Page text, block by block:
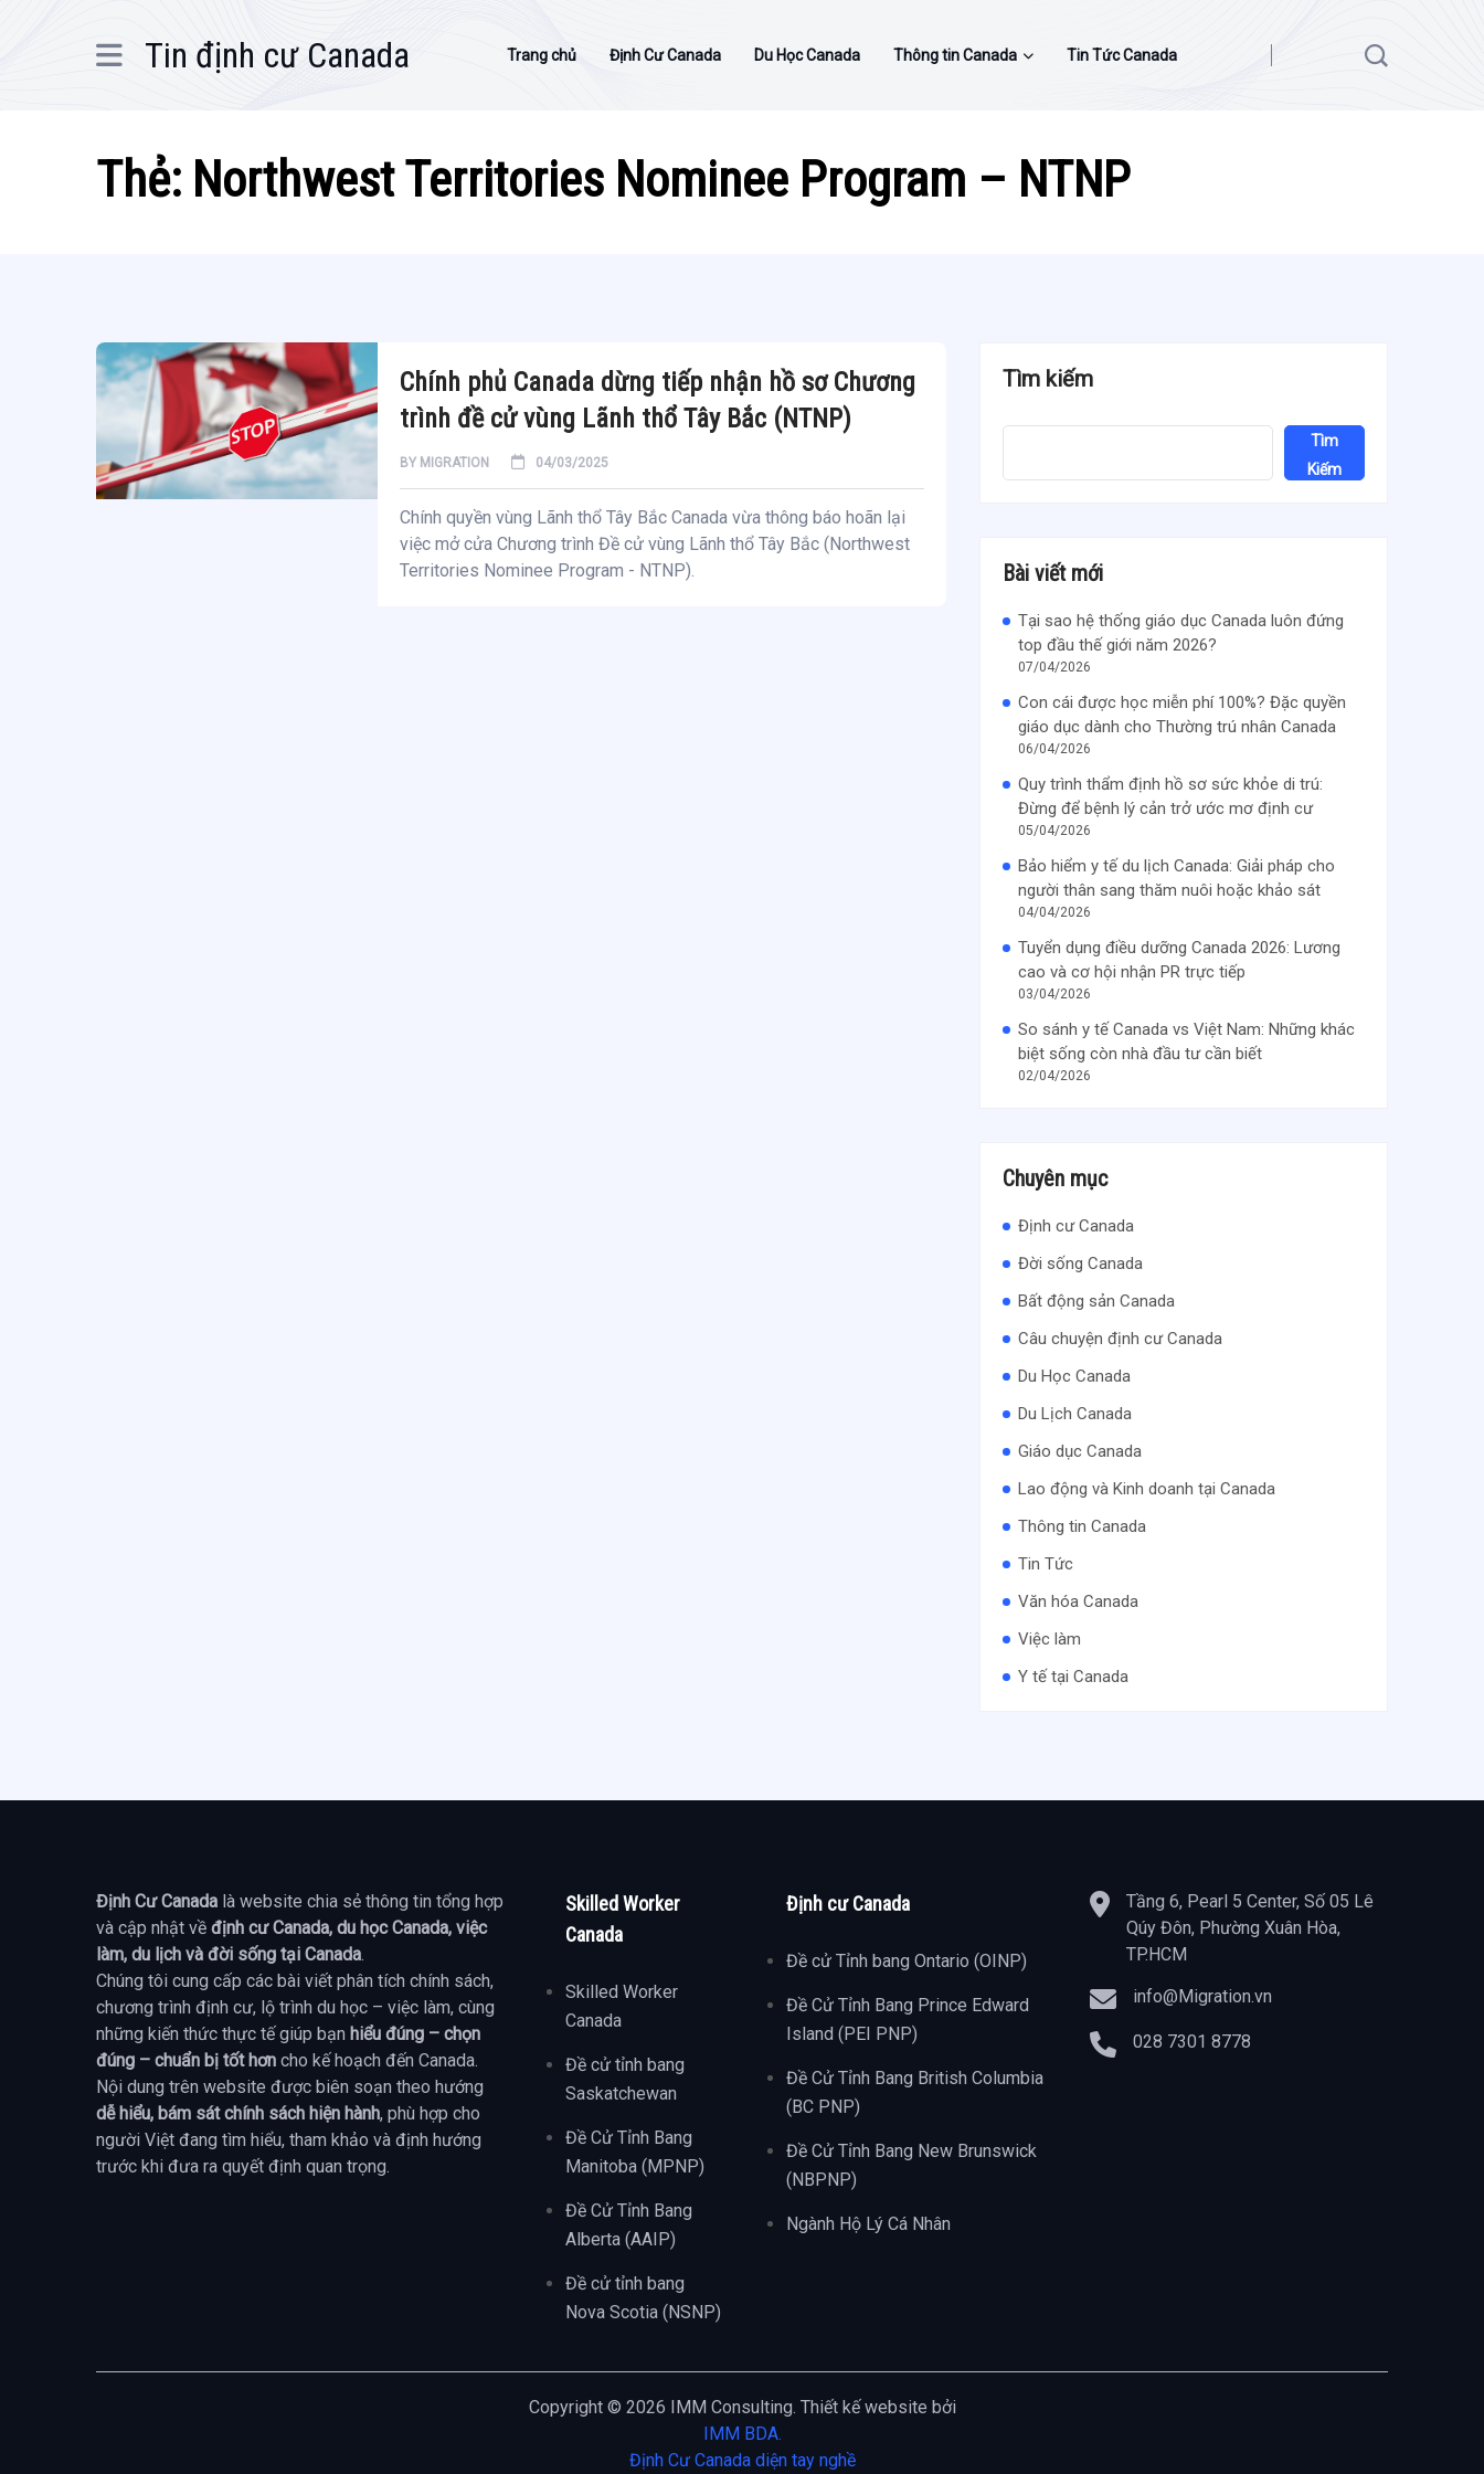
Tin định cư Canada Trang chủ Định Cư Canada Du Học Canada Thông tin Canada Tin Tức Canada
Thẻ: Northwest Territories Nominee Program – NTNP
Chính phủ Canada dừng tiếp nhận hồ sơ Chương
trình đề cử vùng Lãnh thổ Tây Bắc (NTNP)
BY MIGRATION 04/03/2025
Chính quyền vùng Lãnh thổ Tây Bắc Canada vừa thông báo hoãn lại
việc mở cửa Chương trình Đề cử vùng Lãnh thổ Tây Bắc (Northwest
Territories Nominee Program - NTNP).
Tìm kiếm
Tìm
Kiếm
Bài viết mới
Tại sao hệ thống giáo dục Canada luôn đứng
top đầu thế giới năm 2026?
07/04/2026
Con cái được học miễn phí 100%? Đặc quyền
giáo dục dành cho Thường trú nhân Canada
06/04/2026
Quy trình thẩm định hồ sơ sức khỏe di trú:
Đừng để bệnh lý cản trở ước mơ định cư
05/04/2026
Bảo hiểm y tế du lịch Canada: Giải pháp cho
người thân sang thăm nuôi hoặc khảo sát
04/04/2026
Tuyển dụng điều dưỡng Canada 2026: Lương
cao và cơ hội nhận PR trực tiếp
03/04/2026
So sánh y tế Canada vs Việt Nam: Những khác
biệt sống còn nhà đầu tư cần biết
02/04/2026
Chuyên mục
Định cư Canada
Đời sống Canada
Bất động sản Canada
Câu chuyện định cư Canada
Du Học Canada
Du Lịch Canada
Giáo dục Canada
Lao động và Kinh doanh tại Canada
Thông tin Canada
Tin Tức
Văn hóa Canada
Việc làm
Y tế tại Canada
Định Cư Canada là website chia sẻ thông tin tổng hợp
và cập nhật về định cư Canada, du học Canada, việc
làm, du lịch và đời sống tại Canada.
Chúng tôi cung cấp các bài viết phân tích chính sách,
chương trình định cư, lộ trình du học – việc làm, cùng
những kiến thức thực tế giúp bạn hiểu đúng – chọn
đúng – chuẩn bị tốt hơn cho kế hoạch đến Canada.
Nội dung trên website được biên soạn theo hướng
dễ hiểu, bám sát chính sách hiện hành, phù hợp cho
người Việt đang tìm hiểu, tham khảo và định hướng
trước khi đưa ra quyết định quan trọng.
Skilled Worker
Canada
Skilled Worker
Canada
Đề cử tỉnh bang
Saskatchewan
Đề Cử Tỉnh Bang
Manitoba (MPNP)
Đề Cử Tỉnh Bang
Alberta (AAIP)
Đề cử tỉnh bang
Nova Scotia (NSNP)
Định cư Canada
Đề cử Tỉnh bang Ontario (OINP)
Đề Cử Tỉnh Bang Prince Edward
Island (PEI PNP)
Đề Cử Tỉnh Bang British Columbia
(BC PNP)
Đề Cử Tỉnh Bang New Brunswick
(NBPNP)
Ngành Hộ Lý Cá Nhân
Tầng 6, Pearl 5 Center, Số 05 Lê
Qúy Đôn, Phường Xuân Hòa,
TP.HCM
info@Migration.vn
028 7301 8778
Copyright © 2026 IMM Consulting. Thiết kế website bởi
IMM BDA.
Định Cư Canada diện tay nghề